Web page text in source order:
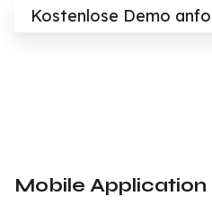
Kostenlose Demo
Mobile Application